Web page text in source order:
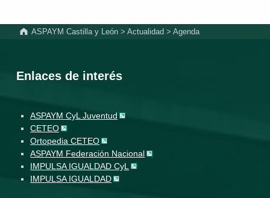
ASPAYM Castilla y León >Actualidad >Agenda
Enlaces de interés
ASPAYM CyL Juventud
CETEO
Ortopedia CETEO
ASPAYM Federación Nacional
IMPULSA IGUALDAD CyL
IMPULSA IGUALDAD